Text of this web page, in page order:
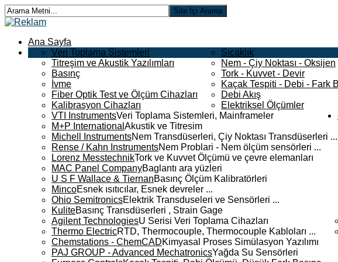
Ana Sayfa
Veri Toplama Sistemleri
Titreşim ve Akustik Yazılımları
Basınç
İvme
Fiber Optik Test ve Ölçüm Cihazları
Kalibrasyon Cihazları
Sıcaklık
Nem - Çiy Noktası - Oksijen
Tork - Kuvvet - Devir
Kaçak Tespiti - Debi - Fark
Debi Akış
Elektriksel Ölçümler
VTI InstrumentsVeri Toplama Sistemleri, Mainframeler
M+P International Akustik ve Titresim
Michell InstrumentsNem Transdüserleri, Çiy Noktası Transdüserleri ...
Rense / Kahn InstrumentsNem Problari - Nem ölçüm sensörleri ...
Lorenz MesstechnikTork ve Kuvvet Ölçümü ve çevre elemanları
MAC Panel CompanyBaglantı ara yüzleri
U S F Wallace & TiernanBasınç Ölçüm Kalibratörleri
MincoEsnek ısıtıcılar, Esnek devreler ...
Ohio SemitronicsElektrik Transduseleri ve Sensörleri ...
KuliteBasınç Transdüserleri , Strain Gage
Agilent TechnologiesU Serisi Veri Toplama Cihazları
Thermo ElectricRTD, Thermocouple, Thermocouple Kabloları ...
Chemstations - ChemCADKimyasal Proses Simülasyon Yazılımı
PAJ GROUP - Advanced MechatronicsYağda Su Sensörleri